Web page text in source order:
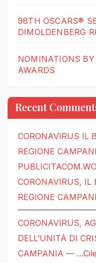
98TH OSCARS®
DIMOLDENBERG
NOMINATIONS
AWARDS
Recent
CORONAVIRUS IL
REGIONE
CORONAVIRUS, IL
REGIONE
CORONAVIRUS,
DELL’UNITÀ DI
CAMPANIA —